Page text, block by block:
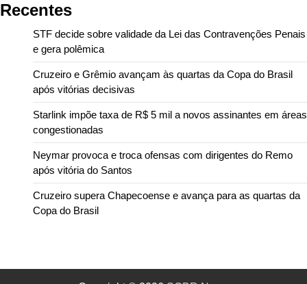
Recentes
STF decide sobre validade da Lei das Contravenções Penais
e gera polêmica
Cruzeiro e Grêmio avançam às quartas da Copa do Brasil
após vitórias decisivas
Starlink impõe taxa de R$ 5 mil a novos assinantes em áreas
congestionadas
Neymar provoca e troca ofensas com dirigentes do Remo
após vitória do Santos
Cruzeiro supera Chapecoense e avança para as quartas da
Copa do Brasil